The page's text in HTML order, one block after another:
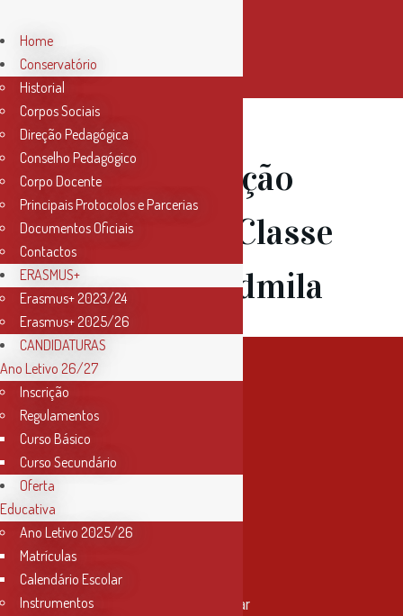
15 Mai
Audição
de Piano – Classe
Prof.ª Lioudmila
Contactos
Rua Miguel Bombarda, nº 4, 1º andar
Home
Conservatório
Historial
Corpos Sociais
Direção Pedagógica
Conselho Pedagógico
Corpo Docente
Principais Protocolos e Parcerias
Documentos Oficiais
Contactos
ERASMUS+
Erasmus+ 2023/24
Erasmus+ 2025/26
CANDIDATURAS
Ano Letivo 26/27
Inscrição
Regulamentos
Curso Básico
Curso Secundário
Oferta
Educativa
Ano Letivo 2025/26
Matrículas
Calendário Escolar
Instrumentos